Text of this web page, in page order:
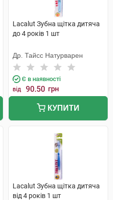
Lacalut Зубна щітка дитяча
до 4 років 1 шт
Др. Тайсс Натурварен
Є в наявності
від 90.50 грн
КУПИТИ
Lacalut Зубна щітка дитяча
від 4 років 1 шт